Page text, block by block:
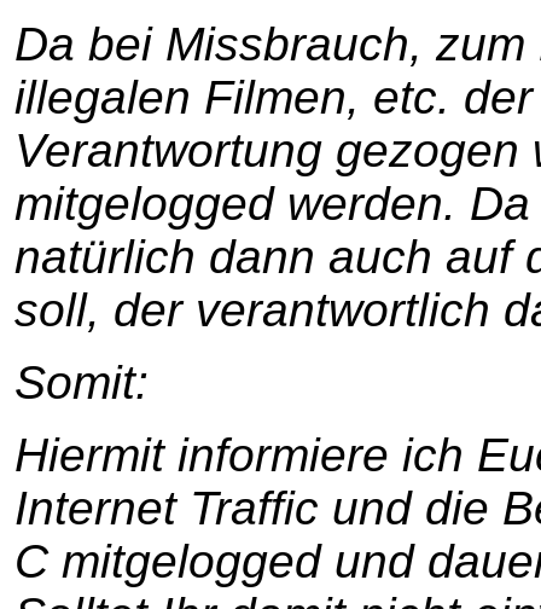
Da bei Missbrauch,
illegalen Filmen, etc.
Verantwortung gezogen
mitgelogged werden.
natürlich dann auch auf
soll, der verantwortlich
Somit:
Hiermit informiere ich
Internet Traffic und die
C mitgelogged und